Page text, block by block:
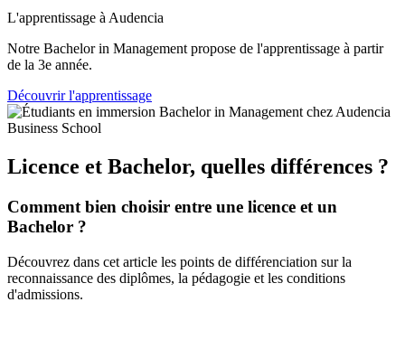
L'apprentissage à Audencia
Notre Bachelor in Management propose de l'apprentissage à partir
de la 3e année.
Découvrir l'apprentissage
Licence et Bachelor, quelles différences ?
Comment bien choisir entre une licence et un
Bachelor ?
Découvrez dans cet article les points de différenciation sur la
reconnaissance des diplômes, la pédagogie et les conditions
d'admissions.